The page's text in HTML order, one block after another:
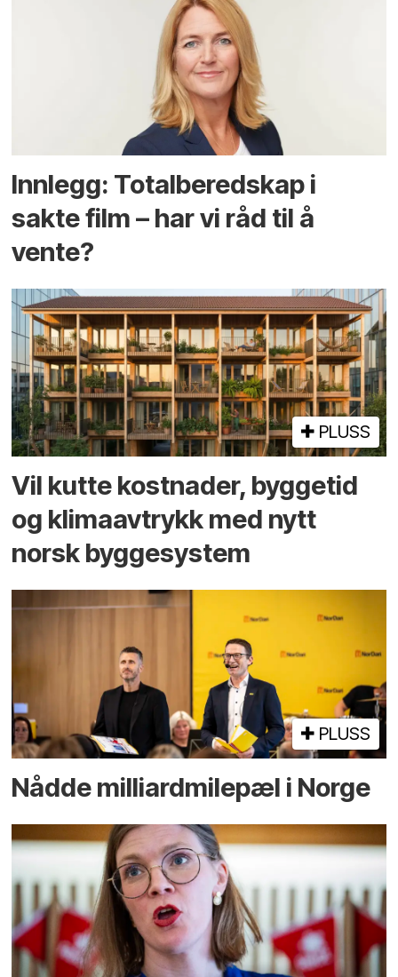
Innlegg: Totalberedskap i
sakte film – har vi råd til å
vente?
PLUSS
Vil kutte kostnader, byggetid
og klima­avtrykk med nytt
norsk bygge­system
PLUSS
Nådde milliard­­milepæl i Norge